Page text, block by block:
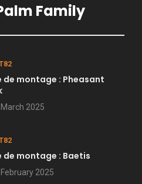
Family
de montage : Pheasant
2025
de montage : Baetis
2025